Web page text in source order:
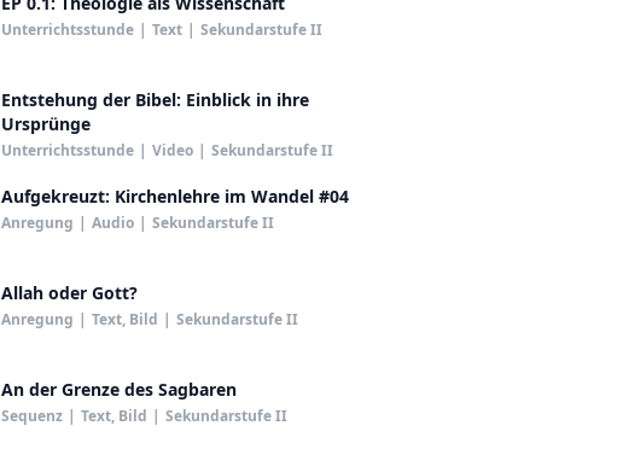
Unterrichtsstunde | Text | Sekundarstufe II
Entstehung der Bibel: Einblick in ihre
Ursprünge
Unterrichtsstunde | Video | Sekundarstufe II
Aufgekreuzt: Kirchenlehre im Wandel #04
Anregung | Audio | Sekundarstufe II
Allah oder Gott?
Anregung | Text, Bild | Sekundarstufe II
An der Grenze des Sagbaren
Sequenz | Text, Bild | Sekundarstufe II